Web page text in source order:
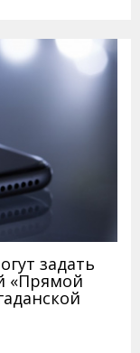
задать
«Прямой